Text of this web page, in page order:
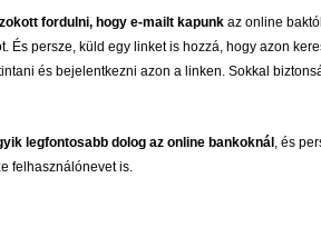
fordulni, hogy e-mailt kapunk az online
És persze, küld egy linket is hozzá, hogy azon
és bejelentkezni azon a linken. Sokkal
legfontosabb dolog az online bankoknál , és
felhasználónevet is.